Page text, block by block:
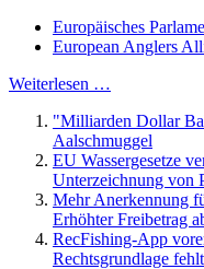
Europäisches
European Anglers
Weiterlesen …
"Milliarden Dollar
Aalschmuggel
EU Wassergesetze
Unterzeichnung von
Mehr Anerkennung
Erhöhter Freibetrag
RecFishing-App
Rechtsgrundlage fehlt